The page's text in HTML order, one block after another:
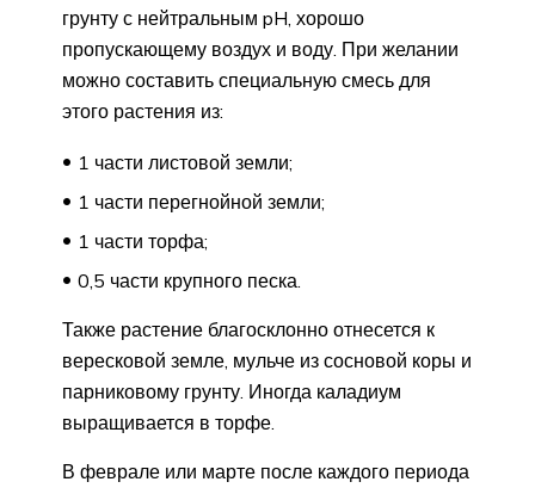
грунту с нейтральным pH, хорошо
пропускающему воздух и воду. При желании
можно составить специальную смесь для
этого растения из:
1 части листовой земли;
1 части перегнойной земли;
1 части торфа;
0,5 части крупного песка.
Также растение благосклонно отнесется к
вересковой земле, мульче из сосновой коры и
парниковому грунту. Иногда каладиум
выращивается в торфе.
В феврале или марте после каждого периода